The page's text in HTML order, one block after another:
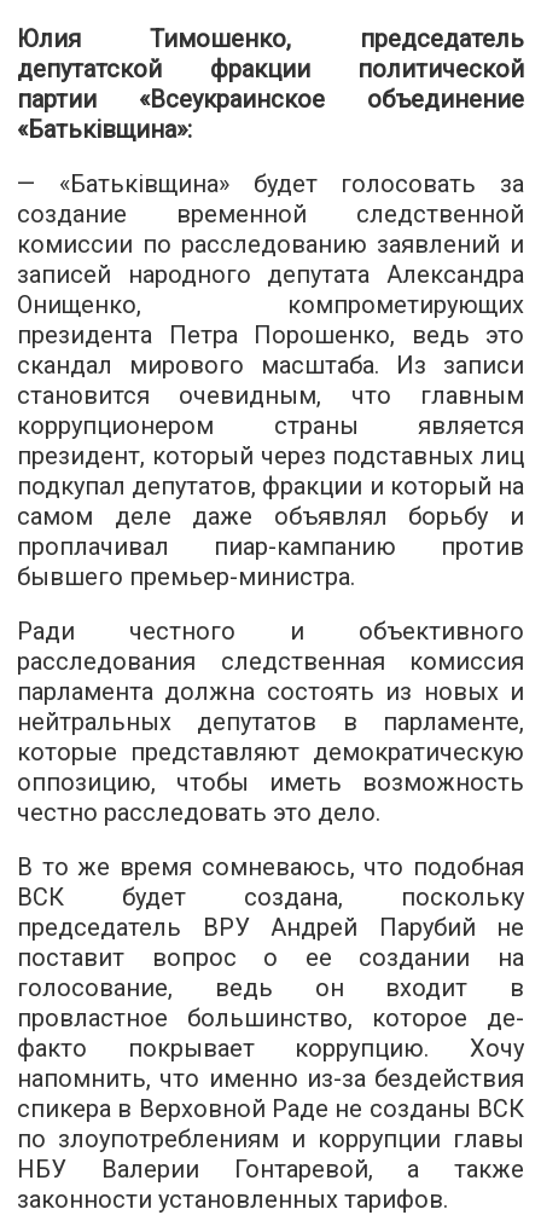
Юлия Тимошенко, председатель
депутатской фракции политической
партии «Всеукраинское объединение
«Батьківщина»:
— «Батьківщина» будет голосовать за
создание временной следственной
комиссии по расследованию заявлений и
записей народного депутата Александра
Онищенко, компрометирующих
президента Петра Порошенко, ведь это
скандал мирового масштаба. Из записи
становится очевидным, что главным
коррупционером страны является
президент, который через подставных лиц
подкупал депутатов, фракции и который на
самом деле даже объявлял борьбу и
проплачивал пиар-кампанию против
бывшего премьер-министра.
Ради честного и объективного
расследования следственная комиссия
парламента должна состоять из новых и
нейтральных депутатов в парламенте,
которые представляют демократическую
оппозицию, чтобы иметь возможность
честно расследовать это дело.
В то же время сомневаюсь, что подобная
ВСК будет создана, поскольку
председатель ВРУ Андрей Парубий не
поставит вопрос о ее создании на
голосование, ведь он входит в
провластное большинство, которое де-
факто покрывает коррупцию. Хочу
напомнить, что именно из-за бездействия
спикера в Верховной Раде не созданы ВСК
по злоупотреблениям и коррупции главы
НБУ Валерии Гонтаревой, а также
законности установленных тарифов.